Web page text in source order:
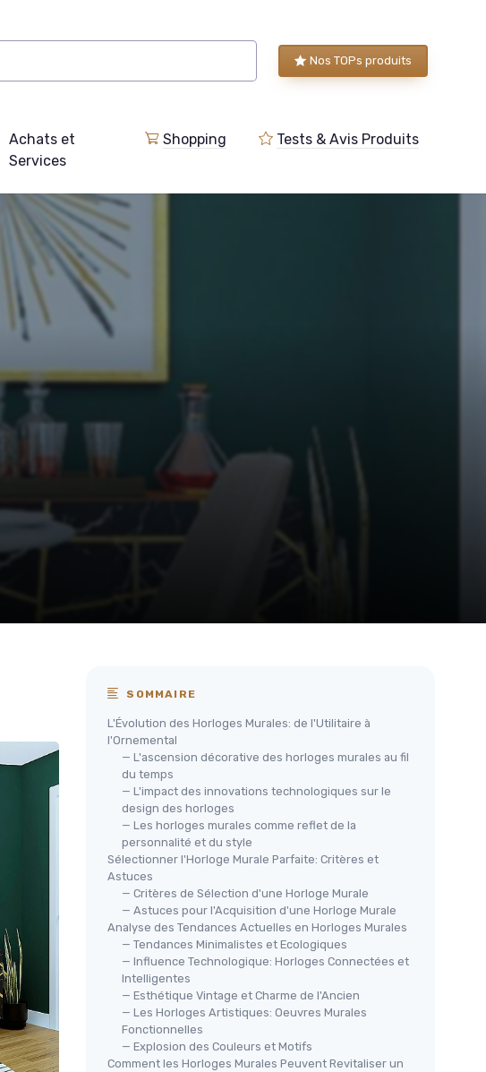
Nos TOPs produits
Achats et
Services
Shopping Tests & Avis Produits
SOMMAIRE
L'Évolution des Horloges Murales: de l'Utilitaire à
l'Ornemental
— L'ascension décorative des horloges murales au fil
du temps
— L'impact des innovations technologiques sur le
design des horloges
— Les horloges murales comme reflet de la
personnalité et du style
Sélectionner l'Horloge Murale Parfaite: Critères et
Astuces
— Critères de Sélection d'une Horloge Murale
— Astuces pour l'Acquisition d'une Horloge Murale
Analyse des Tendances Actuelles en Horloges Murales
— Tendances Minimalistes et Ecologiques
— Influence Technologique: Horloges Connectées et
Intelligentes
— Esthétique Vintage et Charme de l'Ancien
— Les Horloges Artistiques: Oeuvres Murales
Fonctionnelles
— Explosion des Couleurs et Motifs
Comment les Horloges Murales Peuvent Revitaliser un